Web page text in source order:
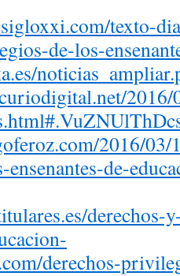
texto-
de-los-
noticias_
net/2016/
2016/03/
de-
derechos-
derechos-